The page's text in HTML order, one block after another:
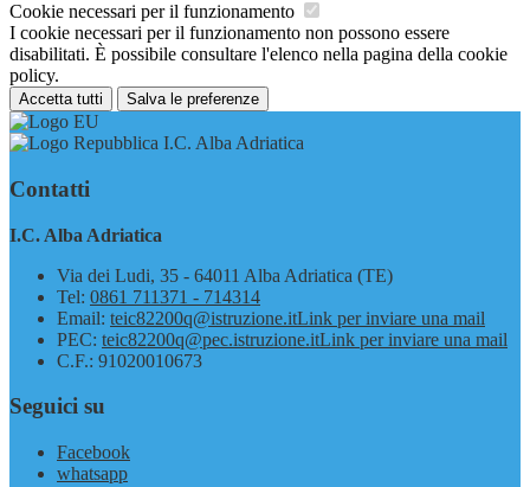
Cookie necessari per il funzionamento
I cookie necessari per il funzionamento non possono essere
disabilitati. È possibile consultare l'elenco nella pagina della cookie
policy.
Accetta tutti Salva le preferenze
I.C. Alba Adriatica
Contatti
I.C. Alba Adriatica
Via dei Ludi, 35 - 64011 Alba Adriatica (TE)
Tel: 0861 711371 - 714314
Email: teic82200q@istruzione.itLink per inviare una mail
PEC: teic82200q@pec.istruzione.itLink per inviare una mail
C.F.: 91020010673
Seguici su
Facebook
whatsapp